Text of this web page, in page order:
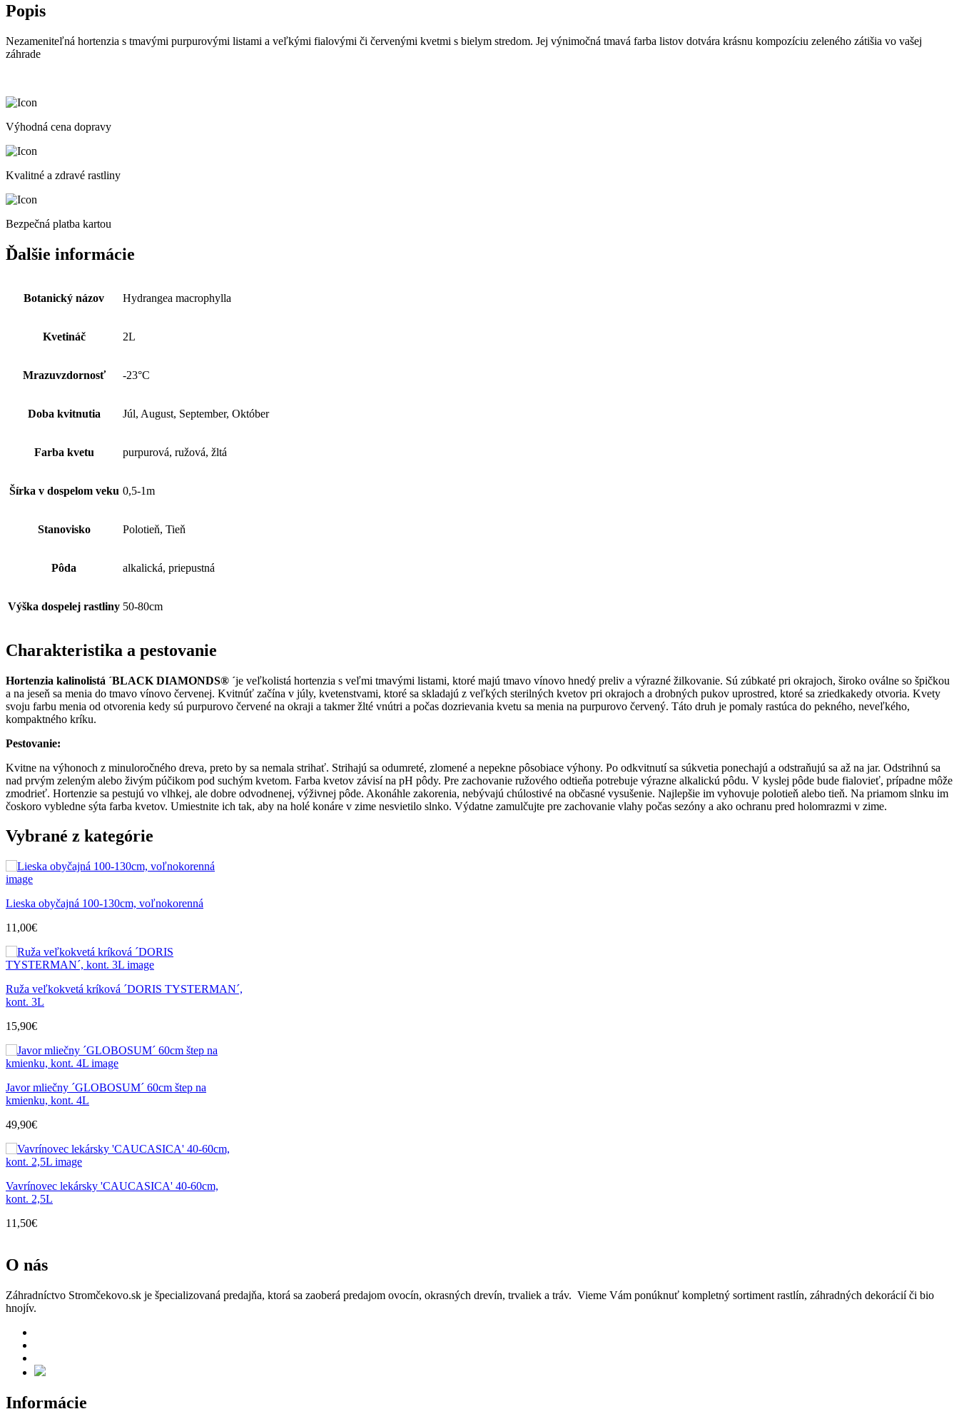
Popis
Nezameniteľná hortenzia s tmavými purpurovými listami a veľkými fialovými či červenými kvetmi s bielym stredom. Jej výnimočná tmavá farba listov dotvára krásnu kompozíciu zeleného zátišia vo vašej
záhrade
Výhodná cena dopravy
Kvalitné a zdravé rastliny
Bezpečná platba kartou
Ďalšie informácie
Botanický názov Hydrangea macrophylla
Kvetináč 2L
Mrazuvzdornosť -23°C
Doba kvitnutia Júl, August, September, Október
Farba kvetu purpurová, ružová, žltá
Šírka v dospelom veku 0,5-1m
Stanovisko Polotieň, Tieň
Pôda alkalická, priepustná
Výška dospelej rastliny 50-80cm
Charakteristika a pestovanie
Hortenzia kalinolistá ´BLACK DIAMONDS® ´je veľkolistá hortenzia s veľmi tmavými listami, ktoré majú tmavo vínovo hnedý preliv a výrazné žilkovanie. Sú zúbkaté pri okrajoch, široko oválne so špičkou
a na jeseň sa menia do tmavo vínovo červenej. Kvitnúť začína v júly, kvetenstvami, ktoré sa skladajú z veľkých sterilných kvetov pri okrajoch a drobných pukov uprostred, ktoré sa zriedkakedy otvoria. Kvety
svoju farbu menia od otvorenia kedy sú purpurovo červené na okraji a takmer žlté vnútri a počas dozrievania kvetu sa menia na purpurovo červený. Táto druh je pomaly rastúca do pekného, neveľkého,
kompaktného kríku.
Pestovanie:
Kvitne na výhonoch z minuloročného dreva, preto by sa nemala strihať. Strihajú sa odumreté, zlomené a nepekne pôsobiace výhony. Po odkvitnutí sa súkvetia ponechajú a odstraňujú sa až na jar. Odstrihnú sa
nad prvým zeleným alebo živým púčikom pod suchým kvetom. Farba kvetov závisí na pH pôdy. Pre zachovanie ružového odtieňa potrebuje výrazne alkalickú pôdu. V kyslej pôde bude fialovieť, prípadne môže
zmodrieť. Hortenzie sa pestujú vo vlhkej, ale dobre odvodnenej, výživnej pôde. Akonáhle zakorenia, nebývajú chúlostivé na občasné vysušenie. Najlepšie im vyhovuje polotieň alebo tieň. Na priamom slnku im
čoskoro vybledne sýta farba kvetov. Umiestnite ich tak, aby na holé konáre v zime nesvietilo slnko. Výdatne zamulčujte pre zachovanie vlahy počas sezóny a ako ochranu pred holomrazmi v zime.
Vybrané z kategórie
Lieska obyčajná 100-130cm, voľnokorenná
11,00€
Ruža veľkokvetá kríková ´DORIS TYSTERMAN´,
kont. 3L
15,90€
Javor mliečny ´GLOBOSUM´ 60cm štep na
kmienku, kont. 4L
49,90€
Vavrínovec lekársky 'CAUCASICA' 40-60cm,
kont. 2,5L
11,50€
O nás
Záhradníctvo Stromčekovo.sk je špecializovaná predajňa, ktorá sa zaoberá predajom ovocín, okrasných drevín, trvaliek a tráv. Vieme Vám ponúknuť kompletný sortiment rastlín, záhradných dekorácií či bio
hnojív.
Informácie